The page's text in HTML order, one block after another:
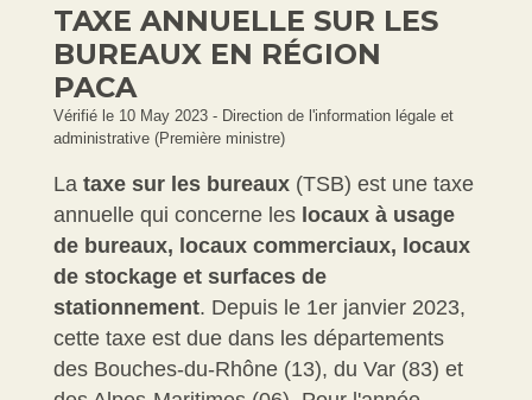
TAXE ANNUELLE SUR LES
BUREAUX EN RÉGION
PACA
Vérifié le 10 May 2023 - Direction de l'information légale et
administrative (Première ministre)
La taxe sur les bureaux (TSB) est une taxe
annuelle qui concerne les locaux à usage
de bureaux, locaux commerciaux, locaux
de stockage et surfaces de
stationnement. Depuis le 1er janvier 2023,
cette taxe est due dans les départements
des Bouches-du-Rhône (13), du Var (83) et